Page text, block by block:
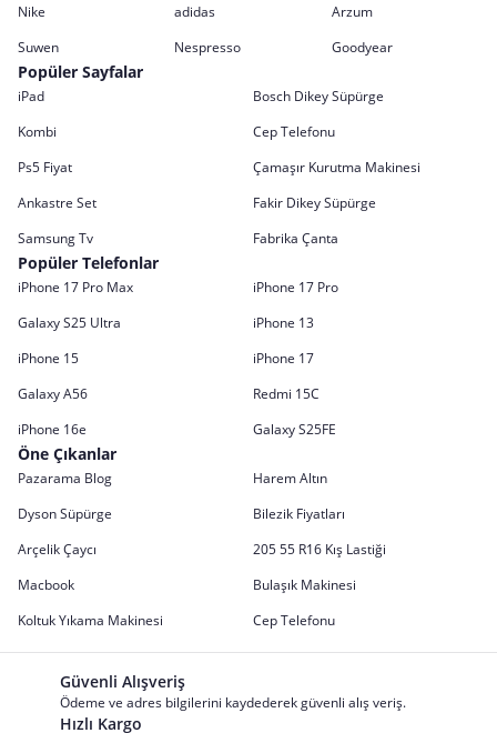
Nike
adidas
Arzum
Suwen
Nespresso Goodyear
Popüler Sayfalar
iPad
Bosch Dikey Süpürge
Kombi
Cep Telefonu
Ps5 Fiyat
Çamaşır Kurutma Makinesi
Ankastre Set
Fakir Dikey Süpürge
Samsung Tv
Fabrika Çanta
Popüler Telefonlar
iPhone 17 Pro Max
iPhone 17 Pro
Galaxy S25 Ultra
iPhone 13
iPhone 15
iPhone 17
Galaxy A56
Redmi 15C
iPhone 16e
Galaxy S25FE
Öne Çıkanlar
Pazarama Blog
Harem Altın
Dyson Süpürge
Bilezik Fiyatları
Arçelik Çaycı
205 55 R16 Kış Lastiği
Macbook
Bulaşık Makinesi
Koltuk Yıkama Makinesi
Cep Telefonu
Güvenli Alışveriş
Ödeme ve adres bilgilerini kaydederek güvenli alış veriş.
Hızlı Kargo